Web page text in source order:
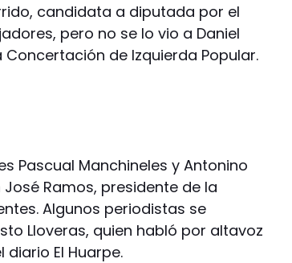
candidata a diputada por el
pero no se lo vio a Daniel
de Izquierda Popular.
Pascual Manchineles y Antonino
Ramos, presidente de la
Algunos periodistas se
Lloveras, quien habló por altavoz
El Huarpe.